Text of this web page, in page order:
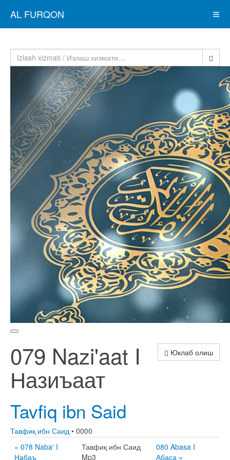
AL FURQON
Юклаб олиш
079 Nazi'aat I
Назиъаат
Tavfiq ibn Said
Тавфиқ ибн Саид • 0000
« 078 Naba' I
Набаъ
Тавфиқ ибн Саид
Mp3
080 Abasa I
Абаса »